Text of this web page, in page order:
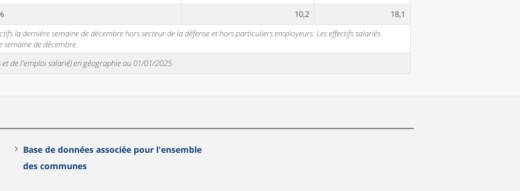
10,2
18,1
la dernière semaine de décembre hors secteur de la défense et hors particuliers employeurs. Les effectifs salariés
de décembre.
et de l'emploi salarié) en géographie au 01/01/2025
Base de données associée pour l'ensemble
des communes